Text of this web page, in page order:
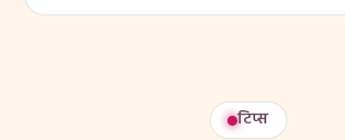
टिप्स